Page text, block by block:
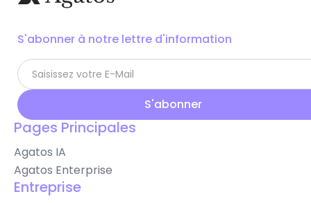
S'abonner à notre lettre d'information
Pages Principales
Agatos IA
Agatos Enterprise
Entreprise